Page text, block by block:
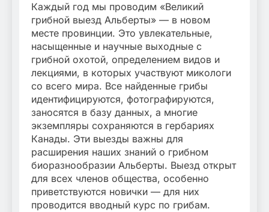
Каждый год мы проводим «Великий
грибной выезд Альберты» — в новом
месте провинции. Это увлекательные,
насыщенные и научные выходные с
грибной охотой, определением видов и
лекциями, в которых участвуют микологи
со всего мира. Все найденные грибы
идентифицируются, фотографируются,
заносятся в базу данных, а многие
экземпляры сохраняются в гербариях
Канады. Эти выезды важны для
расширения наших знаний о грибном
биоразнообразии Альберты. Выезд открыт
для всех членов общества, особенно
приветствуются новички — для них
проводится вводный курс по грибам.